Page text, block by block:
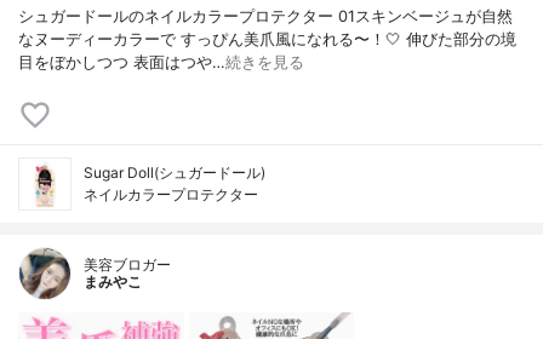
シュガードールのネイルカラープロテクター 01スキンベージュが自然
なヌーディーカラーで すっぴん美爪風になれる〜！🤍 伸びた部分の境
目をぼかしつつ 表面はつや…続きを見る
Sugar Doll(シュガードール)
ネイルカラープロテクター
美容ブロガー
まみやこ